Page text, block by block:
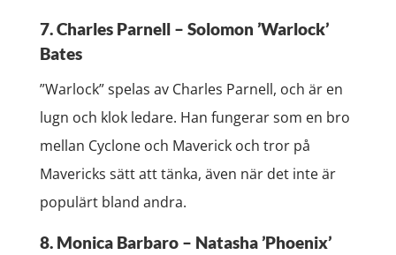
7. Charles Parnell – Solomon ’Warlock’
Bates
”Warlock” spelas av Charles Parnell, och är en
lugn och klok ledare. Han fungerar som en bro
mellan Cyclone och Maverick och tror på
Mavericks sätt att tänka, även när det inte är
populärt bland andra.
8. Monica Barbaro – Natasha ’Phoenix’